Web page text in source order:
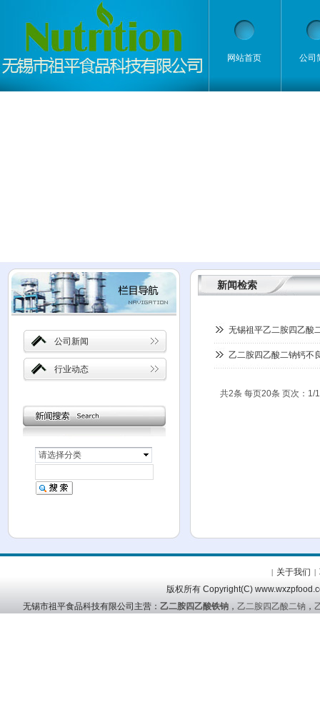
网站首页 公司
新闻检索
公司新闻
行业动态
无锡祖平乙二胺四乙酸
乙二胺四乙酸二钠钙不
共2条 每页20条 页次：1/1
请选择分类
版权所有 Copyright(C)
无锡市祖平食品科技有限公司主营： 乙二胺四乙酸铁钠， 乙二胺四乙酸二钠，
| 关于我们 |